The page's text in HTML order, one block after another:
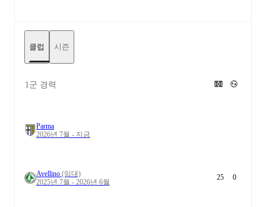
클럽 시즌
1군 경력
Parma
2026년 7월 - 지금
Avellino (임대)
2025년 7월 - 2026년 6월
25 0